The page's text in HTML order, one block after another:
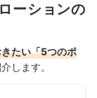
ーションの
たい「5つのポ
します。